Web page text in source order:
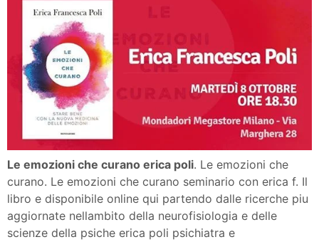
Le emozioni che curano erica poli. Le emozioni che
curano. Le emozioni che curano seminario con erica f. Il
libro e disponibile online qui partendo dalle ricerche piu
aggiornate nellambito della neurofisiologia e delle
scienze della psiche erica poli psichiatra e